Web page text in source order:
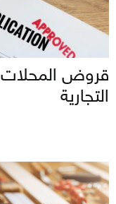
قروض المحلات
التجارية